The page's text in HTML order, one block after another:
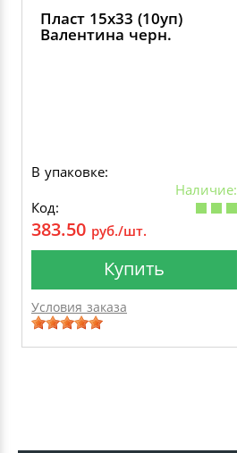
Пласт 15х33 (10уп)
Валентина черн.
В упаковке:
Наличие:
Код:
383.50 руб./шт.
Купить
Условия заказа